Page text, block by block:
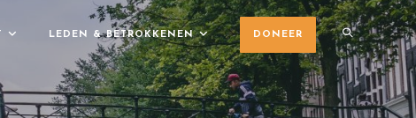
LEDEN & BETROKKENEN DONEER